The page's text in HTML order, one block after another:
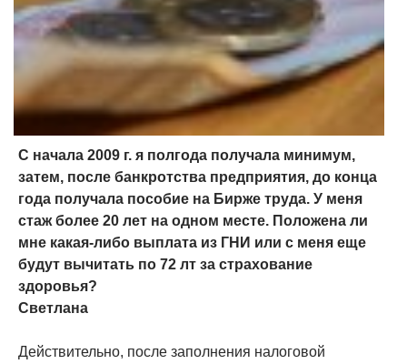
C начала 2009 г. я полгода получала минимум,
затем, после банкротства предприятия, до конца
года получала пособие на Бирже труда. У меня
стаж более 20 лет на одном месте. Положена ли
мне какая-либо выплата из ГНИ или с меня еще
будут вычитать по 72 лт за страхование
здоровья?
Светлана
Действительно, после заполнения налоговой